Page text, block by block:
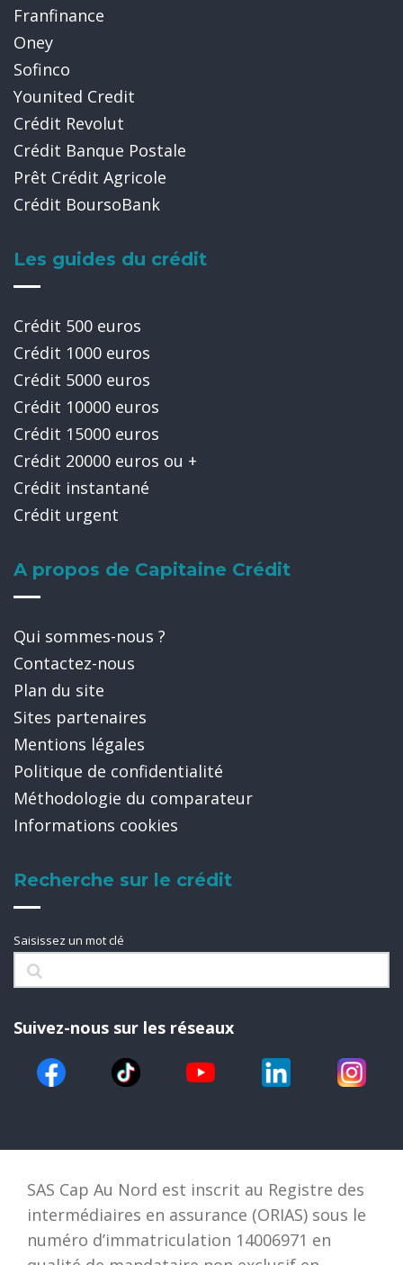
Franfinance
Oney
Sofinco
Younited Credit
Crédit Revolut
Crédit Banque Postale
Prêt Crédit Agricole
Crédit BoursoBank
Les guides du crédit
Crédit 500 euros
Crédit 1000 euros
Crédit 5000 euros
Crédit 10000 euros
Crédit 15000 euros
Crédit 20000 euros ou +
Crédit instantané
Crédit urgent
A propos de Capitaine Crédit
Qui sommes-nous ?
Contactez-nous
Plan du site
Sites partenaires
Mentions légales
Politique de confidentialité
Méthodologie du comparateur
Informations cookies
Recherche sur le crédit
Saisissez un mot clé
Suivez-nous sur les réseaux
SAS Cap Au Nord est inscrit au Registre des
intermédiaires en assurance (ORIAS) sous le
numéro d’immatriculation 14006971 en